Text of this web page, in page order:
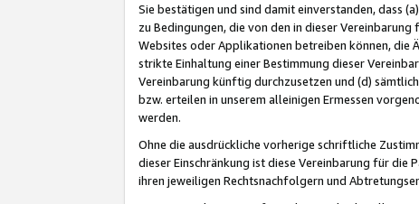
Sie bestätigen und sind damit einverstanden, dass
zu Bedingungen, die von den in dieser
Websites oder Applikationen betreiben können, die
strikte Einhaltung einer Bestimmung dieser
Vereinbarung künftig durchzusetzen und (d)
bzw. erteilen in unserem alleinigen Ermessen
werden.
Ohne die ausdrückliche vorherige schriftliche
dieser Einschränkung ist diese Vereinbarung für
ihren jeweiligen Rechtsnachfolgern und